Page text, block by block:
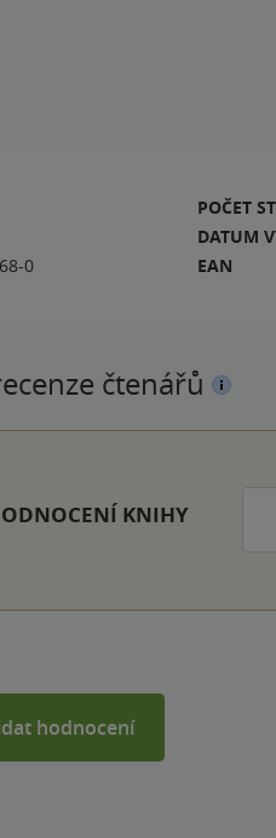
0
POČET
DATUM
EAN
čtenářů
KNIHY
hodnocení